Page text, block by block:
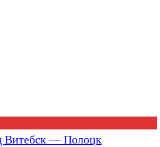
Витебск — Полоцк